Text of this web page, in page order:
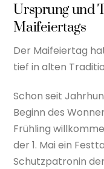
Ursprung und
Maifeiertags
Der Maifeiertag
tief in alten
Schon seit
Beginn des
Frühling
der 1. Mai ein
Schutzpatronin